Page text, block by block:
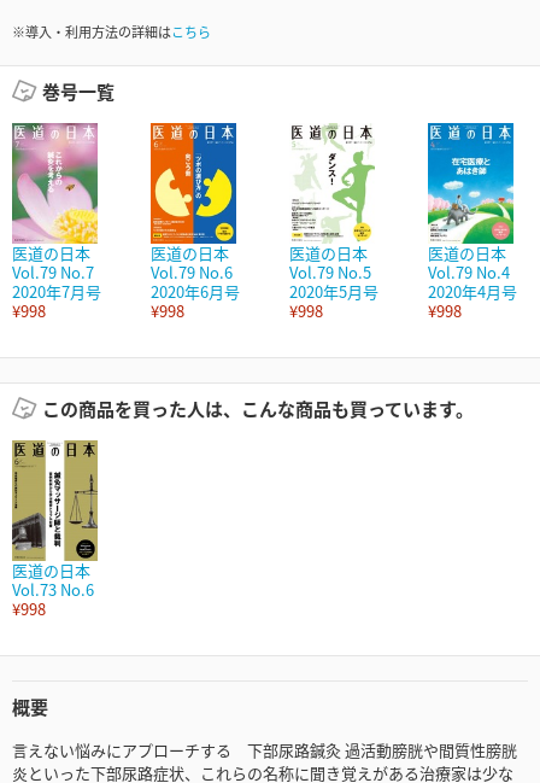
※導入・利用方法の詳細はこちら
巻号一覧
医道の日本
Vol.79 No.7
2020年7月号
¥998
医道の日本
Vol.79 No.6
2020年6月号
¥998
医道の日本
Vol.79 No.5
2020年5月号
¥998
医道の日本
Vol.79 No.4
2020年4月号
¥998
この商品を買った人は、こんな商品も買っています。
医道の日本
Vol.73 No.6
¥998
概要
言えない悩みにアプローチする 下部尿路鍼灸 過活動膀胱や間質性膀胱
炎といった下部尿路症状、これらの名称に聞き覚えがある治療家は少な